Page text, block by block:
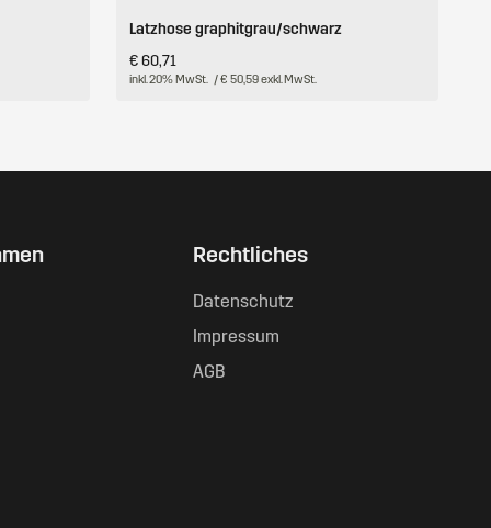
Latzhose graphitgrau/schwarz
€ 60,71
inkl. 20% MwSt. / € 50,59 exkl. MwSt.
Rechtliches
Datenschutz
Impressum
AGB